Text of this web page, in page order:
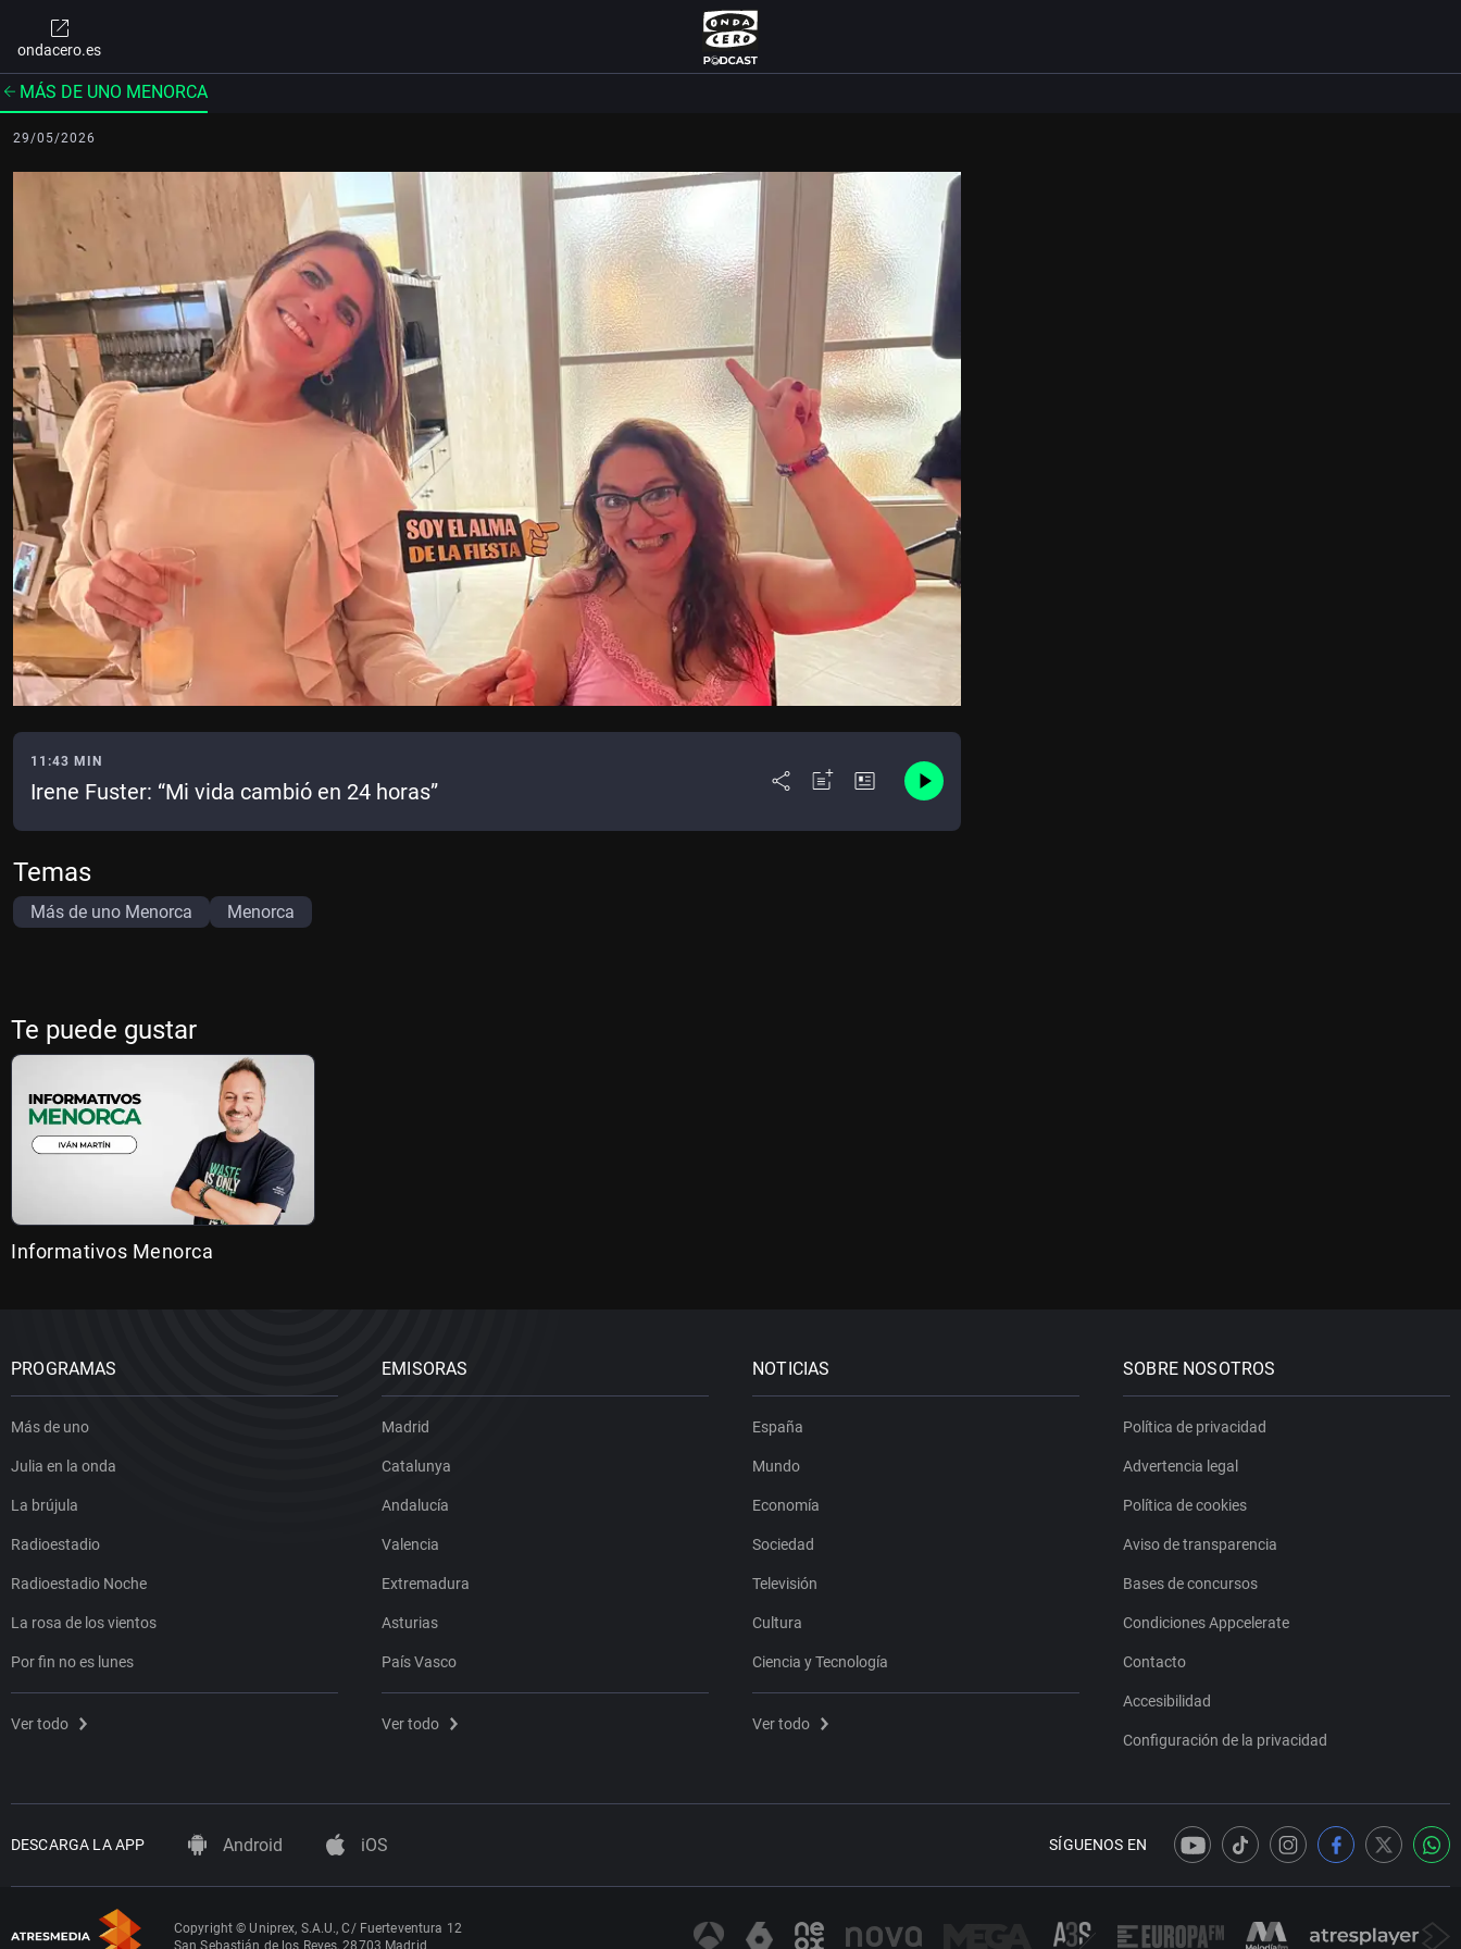
ondacero.es
MÁS DE UNO MENORCA
29/05/2026
11:43 MIN
Irene Fuster: “Mi vida cambió en 24 horas”
Temas
Más de uno Menorca Menorca
Te puede gustar
Informativos Menorca
PROGRAMAS
Más de uno
Julia en la onda
La brújula
Radioestadio
Radioestadio Noche
La rosa de los vientos
Por fin no es lunes
Ver todo
EMISORAS
Madrid
Catalunya
Andalucía
Valencia
Extremadura
Asturias
País Vasco
Ver todo
NOTICIAS
España
Mundo
Economía
Sociedad
Televisión
Cultura
Ciencia y Tecnología
Ver todo
SOBRE NOSOTROS
Política de privacidad
Advertencia legal
Política de cookies
Aviso de transparencia
Bases de concursos
Condiciones Appcelerate
Contacto
Accesibilidad
Configuración de la privacidad
DESCARGA LA APP Android iOS SÍGUENOS EN
Copyright © Uniprex, S.A.U., C/ Fuerteventura 12
San Sebastián de los Reyes, 28703 Madrid